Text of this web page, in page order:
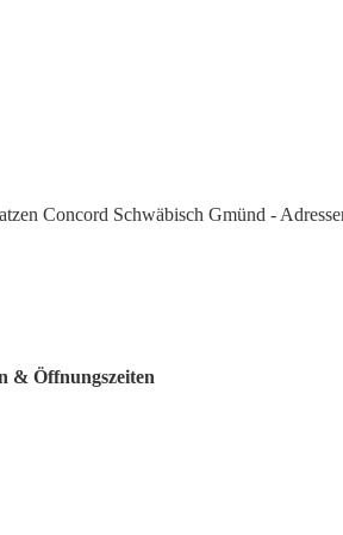
Concord Schwäbisch Gmünd -
& Öffnungszeiten